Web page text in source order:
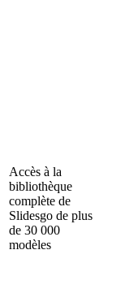
Accès à la
bibliothèque
complète de
Slidesgo de plus
de 30 000
modèles